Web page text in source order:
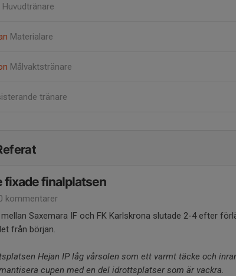
Huvudtränare
Materialare
Målvaktstränare
tränare
fixade finalplatsen
kommentarer
Saxemara IF och FK Karlskrona slutade 2-4 efter
från början.
Hejan IP låg vårsolen som ett varmt täcke och
cupen med en del idrottsplatser som är vackra.